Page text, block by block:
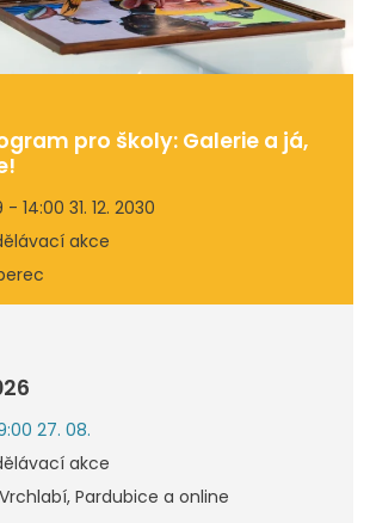
pro školy: Galerie a já,
- 14:00 31. 12. 2030
akce
27. 08.
akce
Pardubice a online